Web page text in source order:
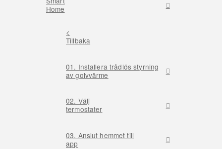
Home
<
Tillbaka
01. Installera trådlös styrning
av golvvärme
02. Välj
termostater
03. Anslut hemmet till
app